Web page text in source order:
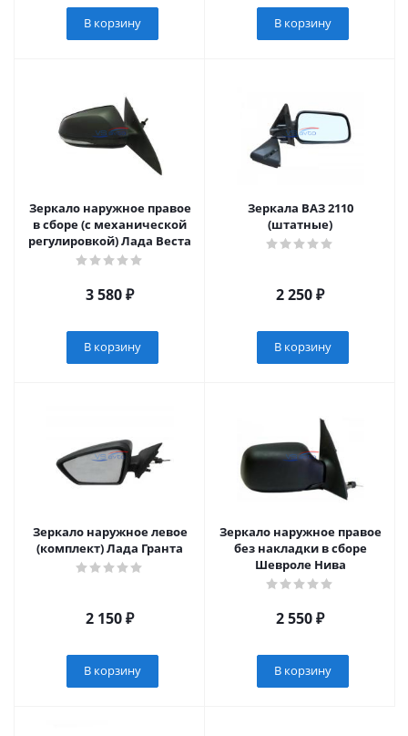
В корзину В корзину
Зеркало наружное правое
в сборе (с механической
регулировкой) Лада Веста
3 580₽
В корзину
Зеркала ВАЗ 2110
(штатные)
2 250₽
В корзину
Зеркало наружное левое
(комплект) Лада Гранта
2 150₽
В корзину
Зеркало наружное правое
без накладки в сборе
Шевроле Нива
2 550₽
В корзину